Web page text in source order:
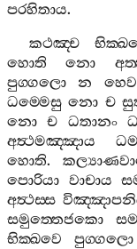
පරහිතාය.
කථඤ‍්ච
හොති
නො
පුග‍්ගලො
න හෙව
ධම‍්මෙසු නො ච
නො ච ධතානං
අත්‍ථමඤ‍්ඤාය
හොති.
පොරියා වාචාය
අත්‍ථස‍්ස
සමුත‍්තෙජකො
භික‍්ඛවෙ
පුග‍්ගලො